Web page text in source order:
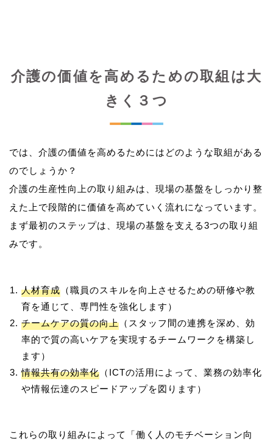
介護の価値を高めるための取組は大
きく３つ
では、介護の価値を高めるためにはどのような取組がある
のでしょうか？
介護の生産性向上の取り組みは、現場の基盤をしっかり整
えた上で段階的に価値を高めていく流れになっています。
まず最初のステップは、現場の基盤を支える3つの取り組
人材育成 （職員のスキルを向上させるための研修や教
育を通じて、専門性を強化します）
チームケアの質の向上 （スタッフ間の連携を深め、効
率的で質の高いケアを実現するチームワークを構築し
ます）
情報共有の効率化 （ICTの活用によって、業務の効率化
や情報伝達のスピードアップを図ります）
これらの取り組みによって「働く人のモチベーション向